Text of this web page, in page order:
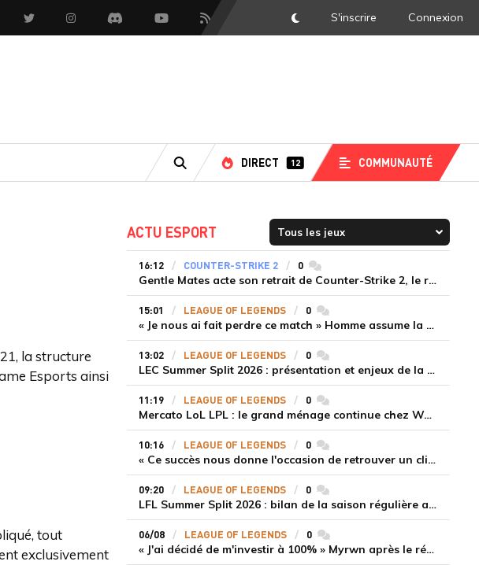
Twitter InstagramDiscord YoutubeFlux RSS DarkMode
S'inscrire Connexion
RECHERCHE
DIRECT 12 COMMUNAUTÉ
la structure
Esports ainsi
tout
exclusivement
ACTU ESPORT
16:12 COUNTER-STRIKE 2 0commentaires
Gentle Mates acte son retrait de Counter-Strike 2, le roster ibérique libéré
15:01 LEAGUE OF LEGENDS 0commentaires
« Je nous ai fait perdre ce match » Homme assume la responsabilité de la défaite de HLE face à Gen.G
13:02 LEAGUE OF LEGENDS 0commentaires
LEC Summer Split 2026 : présentation et enjeux de la troisième semaine de compétition
11:19 LEAGUE OF LEGENDS 0commentaires
Mercato LoL LPL : le grand ménage continue chez Weibo Gaming, Jiejie quitte le navire au profit de Xiaohao
10:16 LEAGUE OF LEGENDS 0commentaires
« Ce succès nous donne l'occasion de retrouver un climat beaucoup plus positif » Ryu et Canyon soulagés après la victoire de Gen.G sur HLE
09:20 LEAGUE OF LEGENDS 0commentaires
LFL Summer Split 2026 : bilan de la saison régulière avec Solary en tête
06/08 LEAGUE OF LEGENDS 0commentaires
« J'ai décidé de m'investir à 100% » Myrwn après le réveil de Movistar KOI face à Fnatic